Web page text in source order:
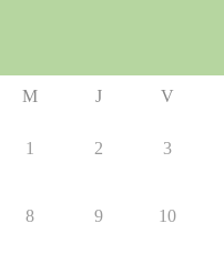
M J V
1 2 3
8 9 10